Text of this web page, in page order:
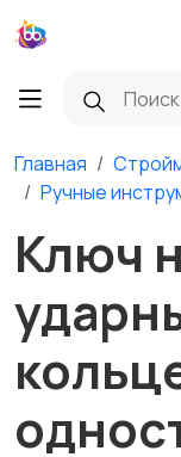
Главная
Ручные
Ключ